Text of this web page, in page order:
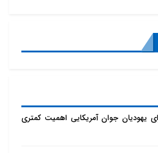
یهودیان جوان آمریکایی اهمیت کمتری